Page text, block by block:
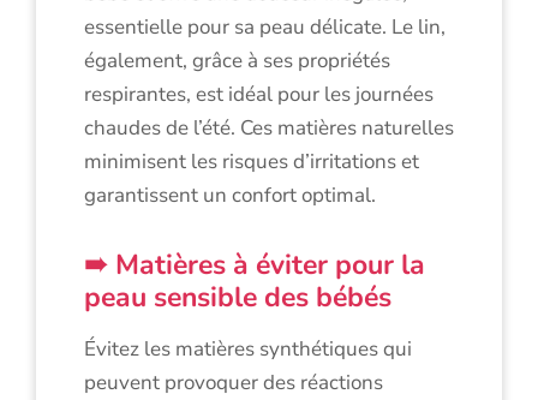
essentielle pour sa peau délicate. Le lin,
également, grâce à ses propriétés
respirantes, est idéal pour les journées
chaudes de l’été. Ces matières naturelles
minimisent les risques d’irritations et
garantissent un confort optimal.
Matières à éviter pour la
peau sensible des bébés
Évitez les matières synthétiques qui
peuvent provoquer des réactions